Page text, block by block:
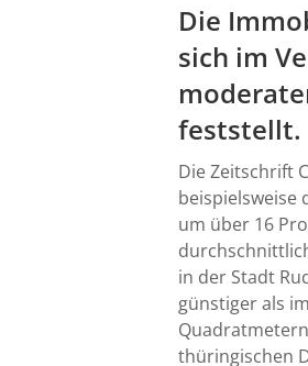
Die
sich im
feststellt.
Die Zeitschrift
beispielsweise
um über 16
in der Stadt
günstiger als
thüringischen